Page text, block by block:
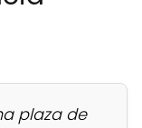
plaza de